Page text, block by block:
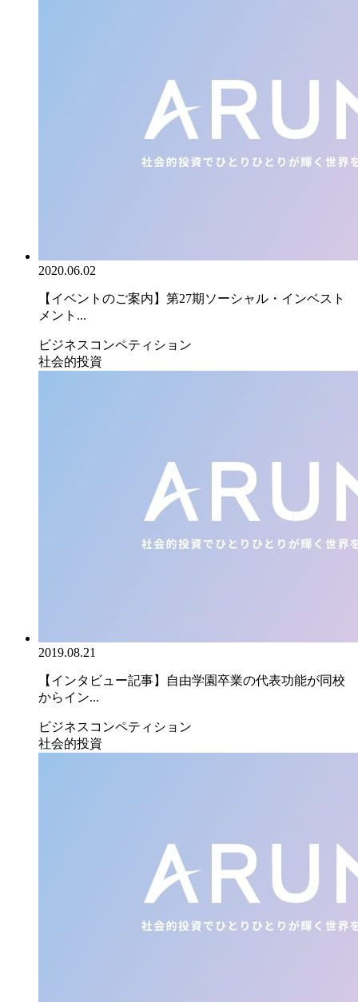
2020.06.02
【イベントのご案内】第27期ソーシャル・インベスト
メント...
ビジネスコンペティション
社会的投資
2019.08.21
【インタビュー記事】自由学園卒業の代表功能が同校
からイン...
ビジネスコンペティション
社会的投資